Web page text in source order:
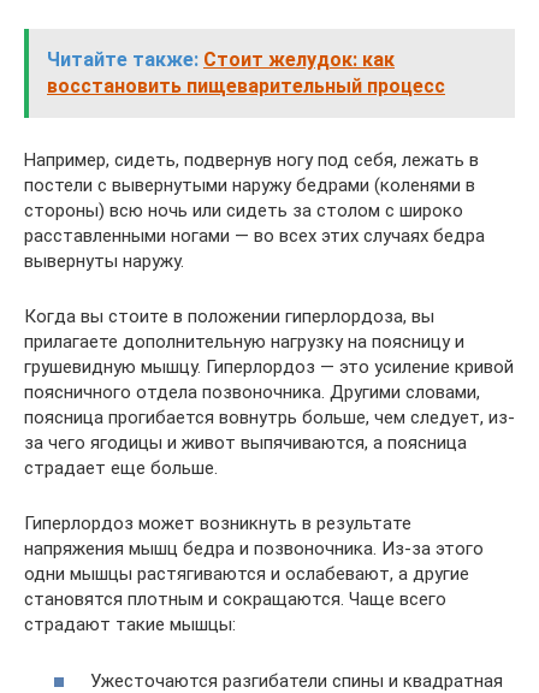
Читайте также: Стоит желудок: как
восстановить пищеварительный процесс
Например, сидеть, подвернув ногу под себя, лежать в
постели с вывернутыми наружу бедрами (коленями в
стороны) всю ночь или сидеть за столом с широко
расставленными ногами — во всех этих случаях бедра
вывернуты наружу.
Когда вы стоите в положении гиперлордоза, вы
прилагаете дополнительную нагрузку на поясницу и
грушевидную мышцу. Гиперлордоз — это усиление кривой
поясничного отдела позвоночника. Другими словами,
поясница прогибается вовнутрь больше, чем следует, из-
за чего ягодицы и живот выпячиваются, а поясница
страдает еще больше.
Гиперлордоз может возникнуть в результате
напряжения мышц бедра и позвоночника. Из-за этого
одни мышцы растягиваются и ослабевают, а другие
становятся плотным и сокращаются. Чаще всего
страдают такие мышцы:
Ужесточаются разгибатели спины и квадратная